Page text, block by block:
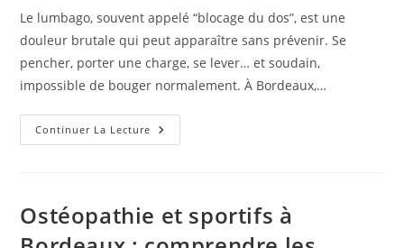
la
publication :
Le lumbago, souvent appelé “blocage du dos”, est une
douleur brutale qui peut apparaître sans prévenir. Se
pencher, porter une charge, se lever… et soudain,
impossible de bouger normalement. À Bordeaux,…
Continuer La Lecture Lumbago
:
Blocage
Dos
Ostéopathie et sportifs à